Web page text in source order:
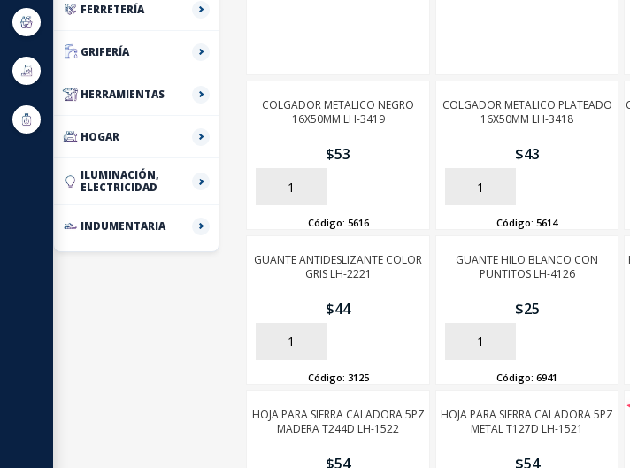
FERRETERÍA
GRIFERÍA
HERRAMIENTAS
HOGAR
ILUMINACIÓN,
ELECTRICIDAD
INDUMENTARIA
COLGADOR METALICO NEGRO
16X50MM LH-3419
$53
AÑADIR
Código: 5616
COLGADOR METALICO PLATEADO
16X50MM LH-3418
$43
AÑADIR
Código:5614
GUANTE ANTIDESLIZANTE COLOR
GRIS LH-2221
$44
AÑADIR
Código: 3125
GUANTE HILO BLANCO CON
PUNTITOS LH-4126
$25
AÑADIR
Código:6941
HOJA PARA SIERRA CALADORA 5PZ
MADERA T244D LH-1522
$54
HOJA PARA SIERRA CALADORA 5PZ
METAL T127D LH-1521
$54